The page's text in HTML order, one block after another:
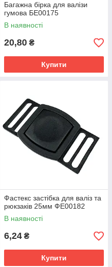
Багажна бірка для валізи
гумова БЕ00175
В наявності
20,80 ₴
Купити
Фастекс застібка для валіз та
рюкзаків 25мм ФЕ00182
В наявності
6,24 ₴
Купити